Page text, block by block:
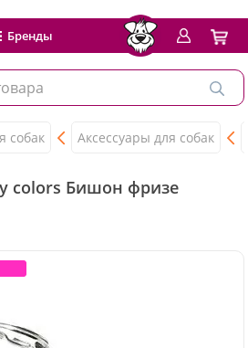
Бренды
собак Аксессуары для собак
colors Бишон фризе